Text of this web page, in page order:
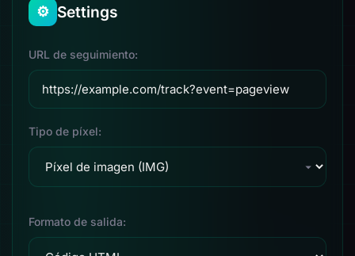
⚙️ Settings
URL de seguimiento:
Tipo de píxel:
Formato de salida: